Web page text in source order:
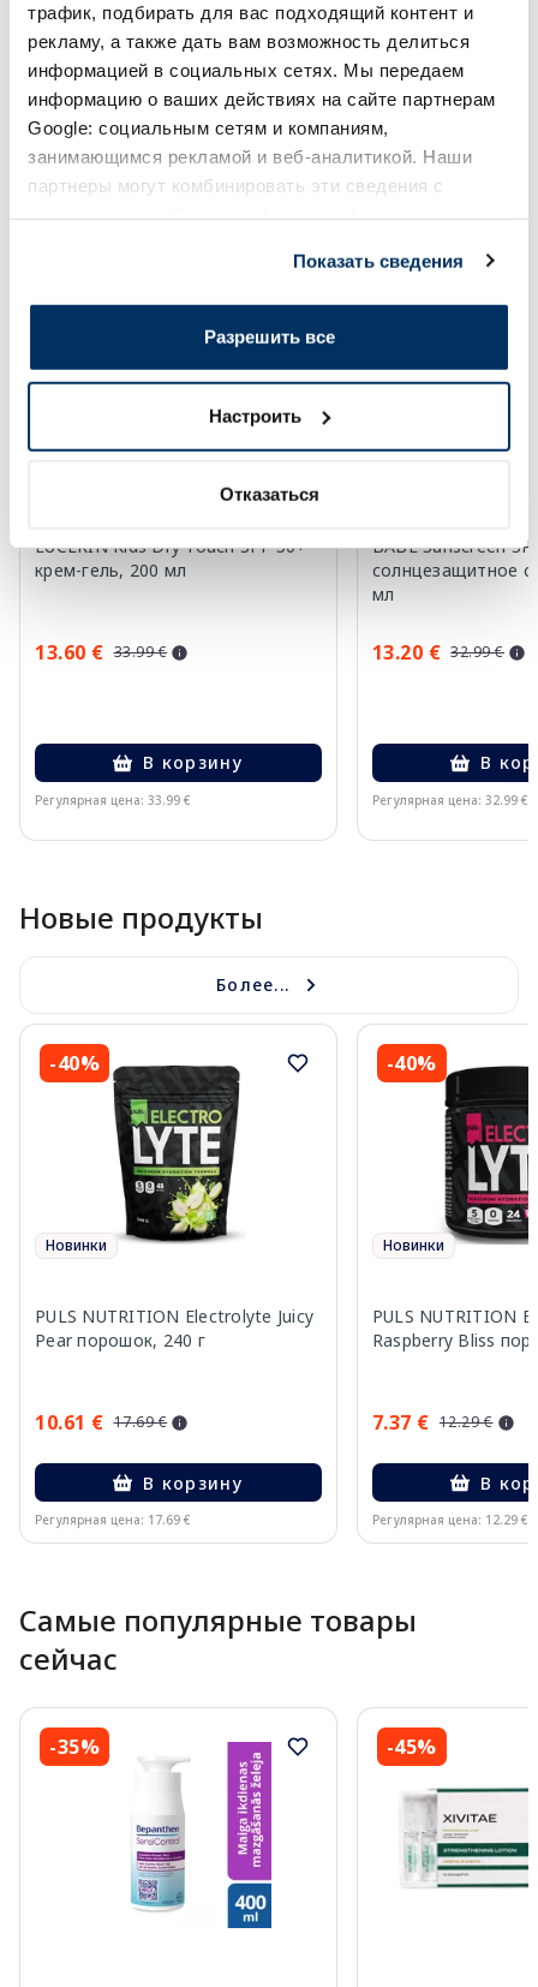
трафик, подбирать для вас подходящий контент и
рекламу, а также дать вам возможность делиться
информацией в социальных сетях. Мы передаем
информацию о ваших действиях на сайте партнерам
Google: социальным сетям и компаниям,
занимающимся рекламой и веб-аналитикой. Наши
партнеры могут комбинировать эти сведения с
Показать сведения
Разрешить все
Настроить
Отказаться
В корзину
Регулярная цена: 6.99 € Регулярная цена: 26.49 €
Page 1 of 10
Солнечная защита летом ☀️
EUCERIN Kids Dry Touch SPF 50+
крем-гель, 200 мл
13.60 € 33.99 €
В корзину
Регулярная цена: 33.99 €
BABE Sunscreen
солнцезащитное
мл
13.20 € 32.99 €
В
Регулярная цена: 32.99 €
Новые продукты
Более...
-40%
Новинки
PULS NUTRITION Electrolyte Juicy
Pear порошок, 240 г
10.61 € 17.69 €
В корзину
Регулярная цена: 17.69 €
-40%
Новинки
PULS NUTRITION
Raspberry Bliss
7.37 € 12.29 €
В
Регулярная цена: 12.29 €
Самые популярные товары
сейчас
-35% -45%